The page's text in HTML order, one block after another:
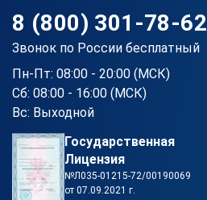
8 (800) 301-78-62
Звонок по России бесплатный
Пн-Пт: 08:00 - 20:00 (МСК)
Сб: 08:00 - 16:00 (МСК)
Вс: Выходной
Государственная
Лицензия
№Л035-01215-72/00190069
от 07.09.2021 г.